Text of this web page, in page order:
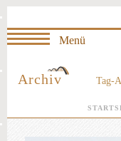
Archiv Tag-